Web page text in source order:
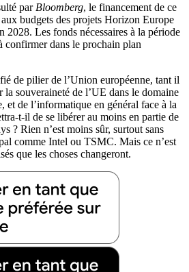
par Bloomberg, le financement de ce
budgets des projets Horizon Europe
2028. Les fonds nécessaires à la période
confirmer dans le prochain plan
de pilier de l’Union européenne, tant il
la souveraineté de l’UE dans le domaine
et de l’informatique en général face à la
t-il de se libérer au moins en partie de
? Rien n’est moins sûr, surtout sans
comme Intel ou TSMC. Mais ce n’est
que les choses changeront.